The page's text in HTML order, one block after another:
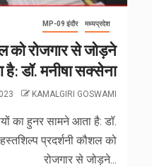
MP-09 इंदौर मध्यप्रदेश
को रोजगार से जोड़ने
है: डॉ. मनीषा सक्सेना
KAMALGIRI GOSWAMI
का हुनर सामने आता है: डॉ.
प्रदर्शनी कौशल को
रोजगार से जोड़ने...